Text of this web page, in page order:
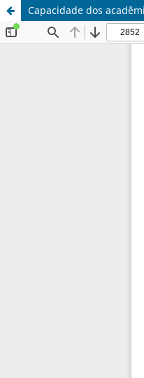
Capacidade dos